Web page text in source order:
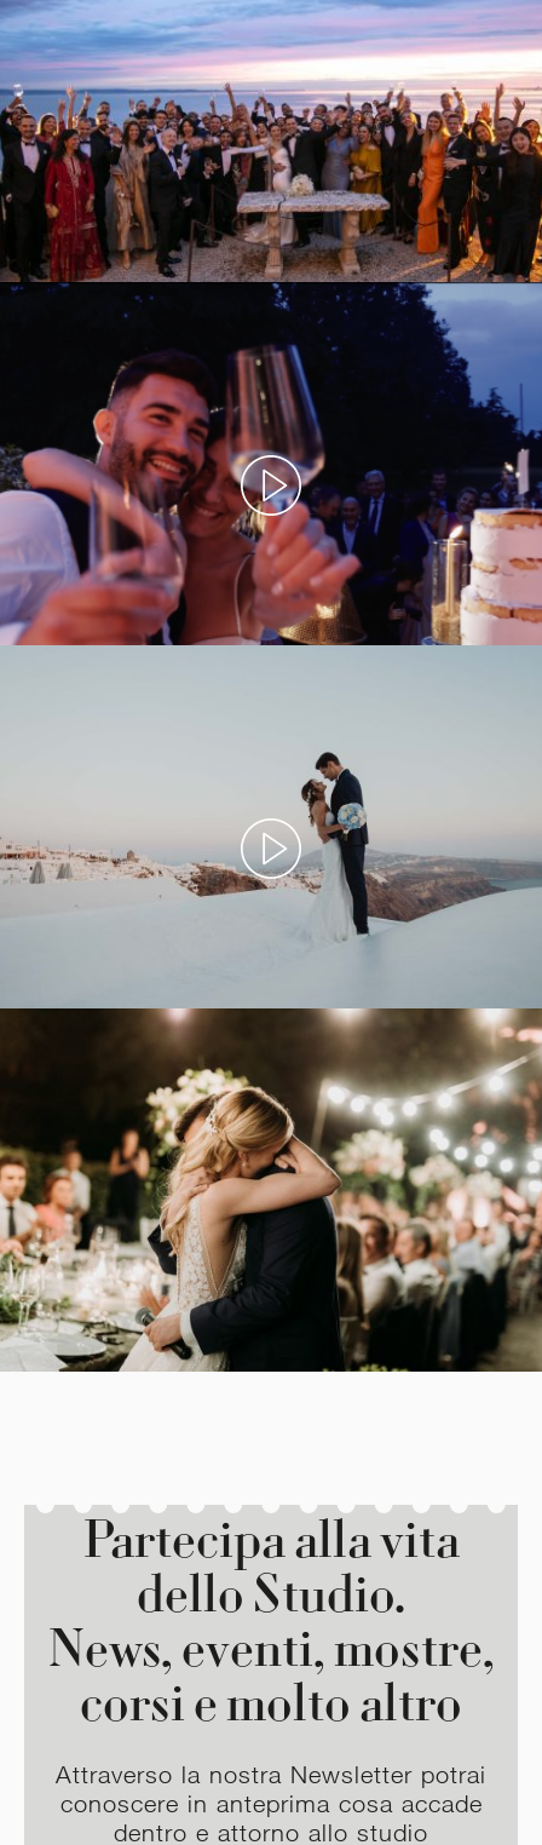
Partecipa alla vita
dello Studio.
News, eventi, mostre,
corsi e molto altro
Attraverso la nostra Newsletter potrai
conoscere in anteprima cosa accade
dentro e attorno allo studio